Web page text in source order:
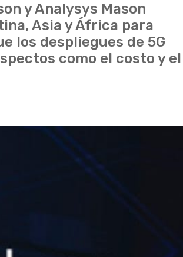
y Analysys Mason
Asia y África para
los despliegues de 5G
como el costo y el